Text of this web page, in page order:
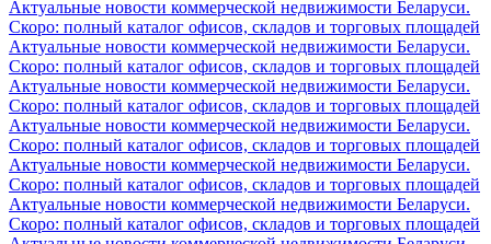
Актуальные новости коммерческой недвижимости Беларуси.
Скоро: полный каталог офисов, складов и торговых площадей
Актуальные новости коммерческой недвижимости Беларуси.
Скоро: полный каталог офисов, складов и торговых площадей
Актуальные новости коммерческой недвижимости Беларуси.
Скоро: полный каталог офисов, складов и торговых площадей
Актуальные новости коммерческой недвижимости Беларуси.
Скоро: полный каталог офисов, складов и торговых площадей
Актуальные новости коммерческой недвижимости Беларуси.
Скоро: полный каталог офисов, складов и торговых площадей
Актуальные новости коммерческой недвижимости Беларуси.
Скоро: полный каталог офисов, складов и торговых площадей